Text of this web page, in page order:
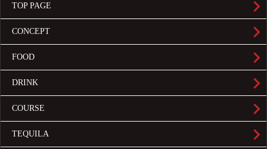
TOP PAGE
CONCEPT
FOOD
DRINK
COURSE
TEQUILA